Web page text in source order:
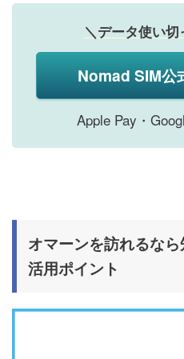
＼データ使い
Nomad SIM公
Apple Pay・
オマーンを訪れるな
活用ポイント